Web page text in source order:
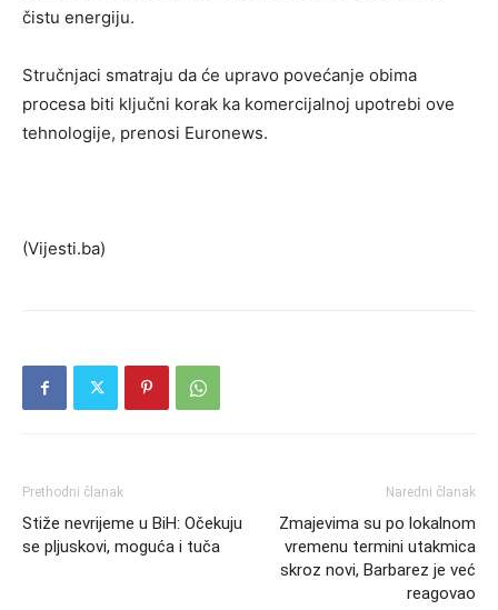
čistu energiju.
Stručnjaci smatraju da će upravo povećanje obima
procesa biti ključni korak ka komercijalnoj upotrebi ove
tehnologije, prenosi Euronews.
(Vijesti.ba)
Prethodni članak
Stiže nevrijeme u BiH: Očekuju
se pljuskovi, moguća i tuča
Naredni članak
Zmajevima su po lokalnom
vremenu termini utakmica
skroz novi, Barbarez je već
reagovao